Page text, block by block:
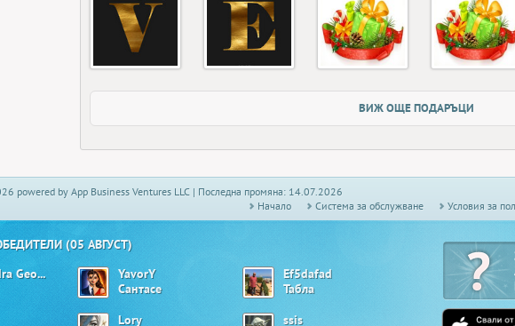
ВИЖ ОЩЕ ПОДАРЪЦИ
powered by App Business Ventures LLC | Последна промяна: 14.07.2026
Начало
Системa за обслужване Условия за
(05 АВГУСТ)
Aleksandra Georgieva01
YavorY
Сантасе
Ef5dafad
Табла
Lory_ ssis